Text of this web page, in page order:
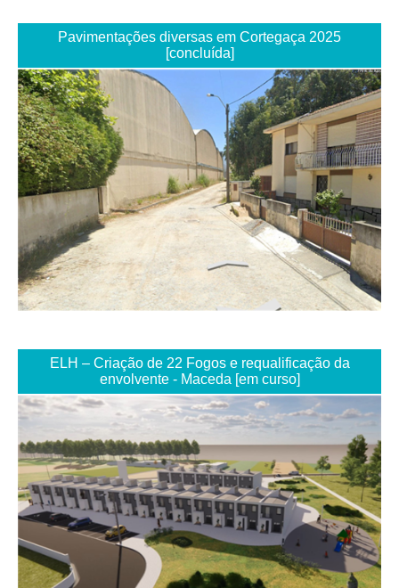
Pavimentações diversas em Cortegaça 2025
[concluída]
ELH – Criação de 22 Fogos e requalificação da
envolvente - Maceda [em curso]